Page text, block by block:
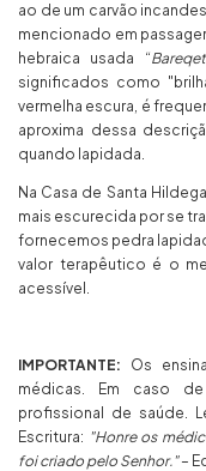
ao de um carvão
mencionado em
hebraica usada “
significados como
vermelha escura, é
aproxima dessa
quando lapidada.
Na Casa de Santa
mais escurecida por se
fornecemos pedra
valor terapêutico é o
acessível.
IMPORTANTE: Os
médicas. Em caso
profissional de saúde.
Escritura: "Honre os
foi criado pelo Senhor."–